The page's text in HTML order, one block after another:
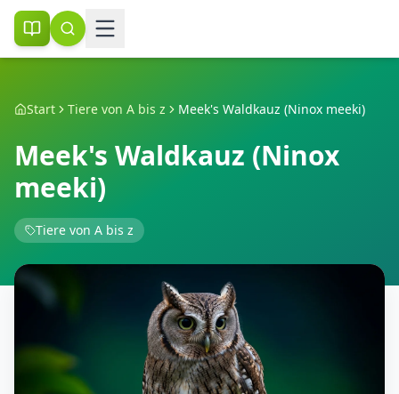
Start Tiere von A bis z Meek's Waldkauz (Ninox meeki)
Meek's Waldkauz (Ninox
meeki)
Tiere von A bis z